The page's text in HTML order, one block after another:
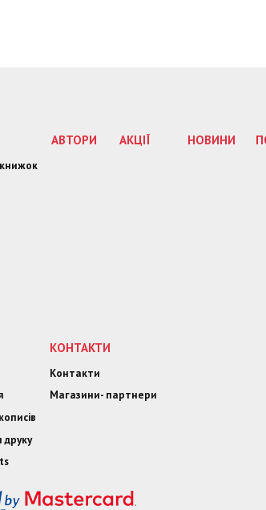
АВТОРИ АКЦІЇ НОВИНИ
КОНТАКТИ
Контакти
Магазини- партнери